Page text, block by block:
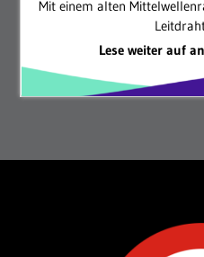
Mit einem alten
Lese weiter auf